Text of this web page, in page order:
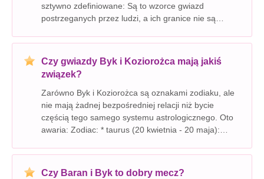
sztywno zdefiniowane: Są to wzorce gwiazd
postrzeganych przez ludzi, a ich granice nie są
Wyobraź sobie konstelacje jako gigantyczną u
Czy gwiazdy Byk i Koziorożca mają jakiś
związek?
Zarówno Byk i Koziorożca są oznakami zodiaku, ale
nie mają żadnej bezpośredniej relacji niż bycie
częścią tego samego systemu astrologicznego. Oto
awaria: Zodiac: * taurus (20 kwietnia - 20 maja):
zmysłowej natury. * Koziorożca (22 grudnia - 19 st
Czy Baran i Byk to dobry mecz?